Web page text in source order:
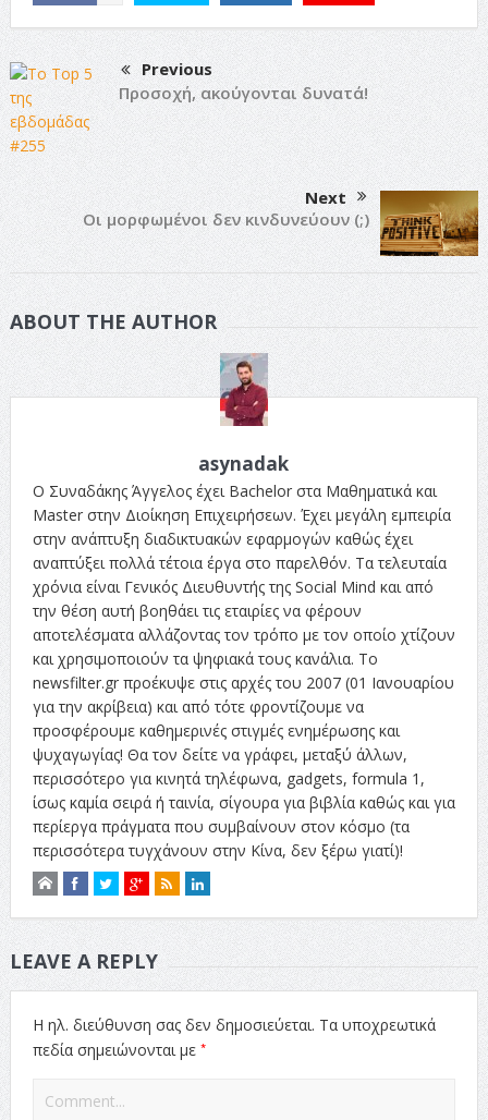
Previous
Προσοχή, ακούγονται δυνατά!
Next
Οι μορφωμένοι δεν κινδυνεύουν (;)
ABOUT THE AUTHOR
asynadak
Ο Συναδάκης Άγγελος έχει Bachelor στα Μαθηματικά και
Master στην Διοίκηση Επιχειρήσεων. Έχει μεγάλη εμπειρία
στην ανάπτυξη διαδικτυακών εφαρμογών καθώς έχει
αναπτύξει πολλά τέτοια έργα στο παρελθόν. Τα τελευταία
χρόνια είναι Γενικός Διευθυντής της Social Mind και από
την θέση αυτή βοηθάει τις εταιρίες να φέρουν
αποτελέσματα αλλάζοντας τον τρόπο με τον οποίο χτίζουν
και χρησιμοποιούν τα ψηφιακά τους κανάλια. Το
newsfilter.gr προέκυψε στις αρχές του 2007 (01 Ιανουαρίου
για την ακρίβεια) και από τότε φροντίζουμε να
προσφέρουμε καθημερινές στιγμές ενημέρωσης και
ψυχαγωγίας! Θα τον δείτε να γράφει, μεταξύ άλλων,
περισσότερο για κινητά τηλέφωνα, gadgets, formula 1,
ίσως καμία σειρά ή ταινία, σίγουρα για βιβλία καθώς και για
περίεργα πράγματα που συμβαίνουν στον κόσμο (τα
περισσότερα τυγχάνουν στην Κίνα, δεν ξέρω γιατί)!
LEAVE A REPLY
Η ηλ. διεύθυνση σας δεν δημοσιεύεται. Τα υποχρεωτικά
πεδία σημειώνονται με *